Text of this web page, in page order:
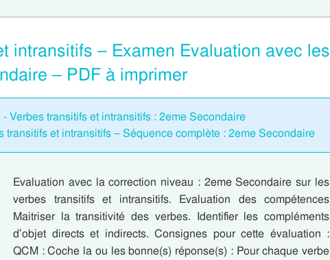
intransitifs – Examen Evaluation avec les
– PDF à imprimer
Verbes transitifs et intransitifs : 2eme Secondaire
transitifs et intransitifs – Séquence complète : 2eme Secondaire
Evaluation avec la correction niveau : 2eme Secondaire sur les
verbes transitifs et intransitifs. Evaluation des compétences
Maitriser la transitivité des verbes. Identifier les compléments
d’objet directs et indirects. Consignes pour cette évaluation :
QCM : Coche la ou les bonne(s) réponse(s) : Pour chaque verbe